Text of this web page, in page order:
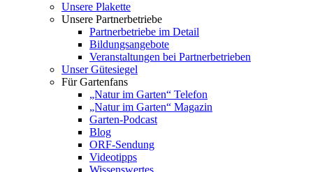
Unsere Plakette
Unsere Partnerbetriebe
Partnerbetriebe im Detail
Bildungsangebote
Veranstaltungen bei Partnerbetrieben
Unser Gütesiegel
Für Gartenfans
„Natur im Garten“ Telefon
„Natur im Garten“ Magazin
Garten-Podcast
Blog
ORF-Sendung
Videotipps
Wissenswertes